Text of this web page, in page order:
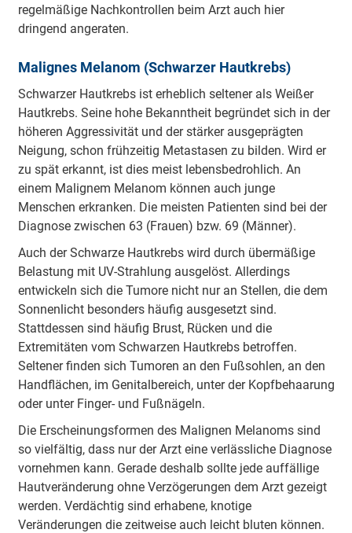
regelmäßige Nachkontrollen beim Arzt auch hier
dringend angeraten.
Malignes Melanom (Schwarzer Hautkrebs)
Schwarzer Hautkrebs ist erheblich seltener als Weißer
Hautkrebs. Seine hohe Bekanntheit begründet sich in der
höheren Aggressivität und der stärker ausgeprägten
Neigung, schon frühzeitig Metastasen zu bilden. Wird er
zu spät erkannt, ist dies meist lebensbedrohlich. An
einem Malignem Melanom können auch junge
Menschen erkranken. Die meisten Patienten sind bei der
Diagnose zwischen 63 (Frauen) bzw. 69 (Männer).
Auch der Schwarze Hautkrebs wird durch übermäßige
Belastung mit UV-Strahlung ausgelöst. Allerdings
entwickeln sich die Tumore nicht nur an Stellen, die dem
Sonnenlicht besonders häufig ausgesetzt sind.
Stattdessen sind häufig Brust, Rücken und die
Extremitäten vom Schwarzen Hautkrebs betroffen.
Seltener finden sich Tumoren an den Fußsohlen, an den
Handflächen, im Genitalbereich, unter der Kopfbehaarung
oder unter Finger- und Fußnägeln.
Die Erscheinungsformen des Malignen Melanoms sind
so vielfältig, dass nur der Arzt eine verlässliche Diagnose
vornehmen kann. Gerade deshalb sollte jede auffällige
Hautveränderung ohne Verzögerungen dem Arzt gezeigt
werden. Verdächtig sind erhabene, knotige
Veränderungen die zeitweise auch leicht bluten können.